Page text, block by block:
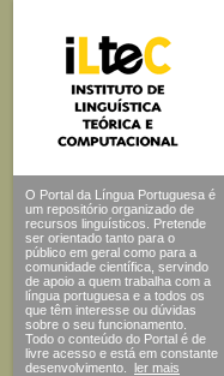
O Portal da Língua Portuguesa é
um repositório organizado de
recursos linguísticos. Pretende
ser orientado tanto para o
público em geral como para a
comunidade científica, servindo
de apoio a quem trabalha com a
língua portuguesa e a todos os
que têm interesse ou dúvidas
sobre o seu funcionamento.
Todo o conteúdo do Portal é de
livre acesso e está em constante
desenvolvimento.
ler mais